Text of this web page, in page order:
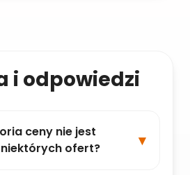
i odpowiedzi
ceny nie jest
ofert?